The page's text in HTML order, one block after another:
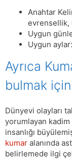
Anahtar
evrensellik,
Uygun
Uygun
Ayrıca
bulmak
Dünyevi olayları
yorumlayan
insanlığı
kumar alanında
belirlemede ilgi